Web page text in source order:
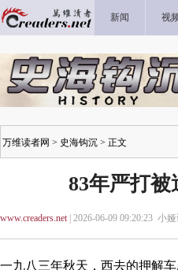
新闻 视
万维读者网 > 史海钩沉 > 正文
83年严打
www.creaders.net| 2026-06-09 09:20:23 小娅
一九八三年秋天，西去的押解